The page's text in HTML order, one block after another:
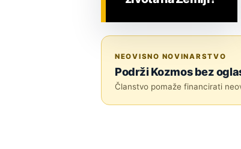
NEOVISNO NOVINARSTVO
Podrži Kozmos bez
Članstvo pomaže financirati